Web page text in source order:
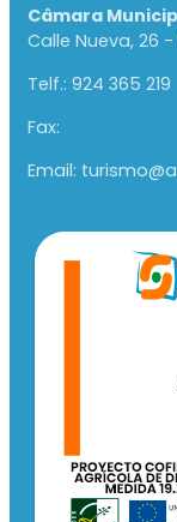
Câmara
Calle Nueva, 26
Telf.: 924 365 219
Fax:
Email: